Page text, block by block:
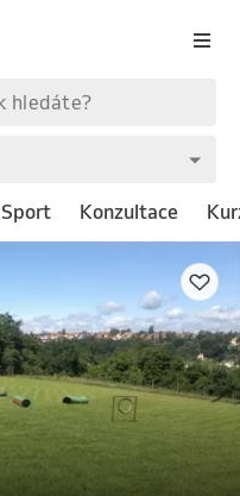
Sport Konzultace